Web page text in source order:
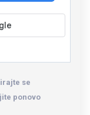
se
ponovo